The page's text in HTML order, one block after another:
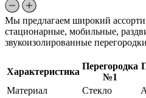
Мы предлагаем широкий
стационарные, мобильные,
звукоизолированные
Характеристика
Перегородка
№1
Материал
Стекло